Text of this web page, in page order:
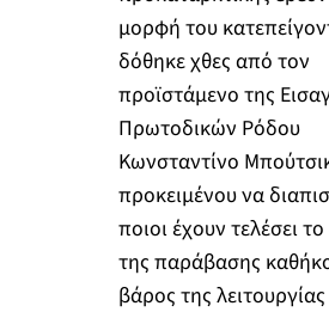
μορφή του
δόθηκε χθες από τον
προϊστάμενο της
Πρωτοδικών Ρόδου
Κωνσταντίνο
προκειμένου να
ποιοι έχουν τελέσει
της παράβασης
βάρος της